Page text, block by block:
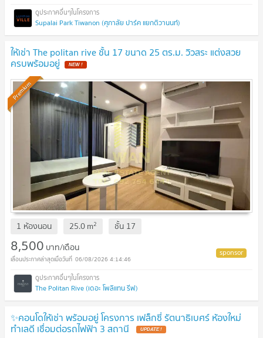
Supalai Park Tiwanon (ศุภาลัย ปาร์ค แยกติวานนท์)
ให้เช่า The politan rive ชั้น 17 ขนาด 25 ตร.ม. วิวสระ แต่งสวย
ครบพร้อมอยู่
Premium
1 ห้องนอน 25.0m2 ชั้น 17
8,500 บาท/เดือน
06/08/2026 4:14:46
The Politan Rive (เดอะ โพลิแทน รีฟ)
✨คอนโดให้เช่า พร้อมอยู่ โครงการ เฟล็กซี่ รัตนาธิเบศร์ ห้องใหม่
ทำเลดี เชื่อมต่อรถไฟฟ้า 3 สถานี